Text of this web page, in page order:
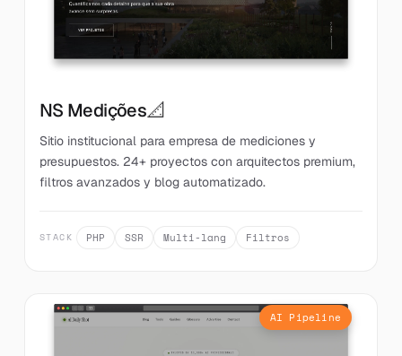
NS Medições📐
Sitio institucional para empresa de mediciones y
presupuestos. 24+ proyectos con arquitectos premium,
filtros avanzados y blog automatizado.
STACK PHP SSR Multi-lang Filtros
AI Pipeline